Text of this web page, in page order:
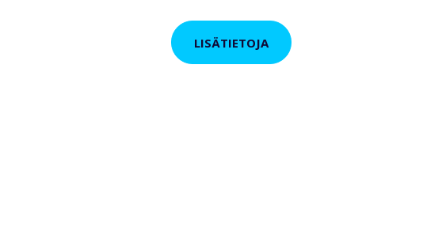
LISÄTIETOJA